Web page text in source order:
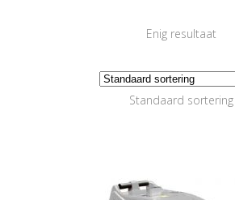
Enig resultaat
Standaard sortering